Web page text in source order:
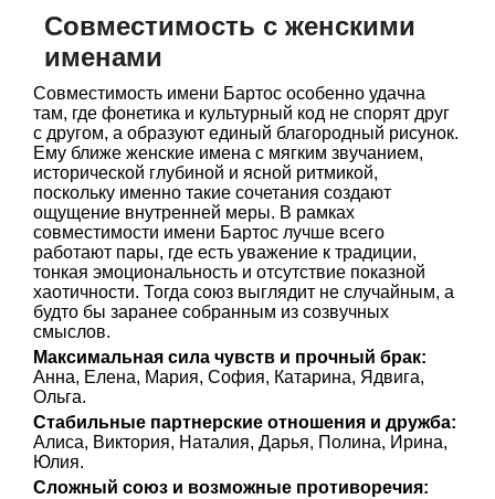
Совместимость с женскими
именами
Совместимость имени Бартос особенно удачна
там, где фонетика и культурный код не спорят друг
с другом, а образуют единый благородный рисунок.
Ему ближе женские имена с мягким звучанием,
исторической глубиной и ясной ритмикой,
поскольку именно такие сочетания создают
ощущение внутренней меры. В рамках
совместимости имени Бартос лучше всего
работают пары, где есть уважение к традиции,
тонкая эмоциональность и отсутствие показной
хаотичности. Тогда союз выглядит не случайным, а
будто бы заранее собранным из созвучных
смыслов.
Максимальная сила чувств и прочный брак:
Анна, Елена, Мария, София, Катарина, Ядвига,
Ольга.
Стабильные партнерские отношения и дружба:
Алиса, Виктория, Наталия, Дарья, Полина, Ирина,
Юлия.
Сложный союз и возможные противоречия: